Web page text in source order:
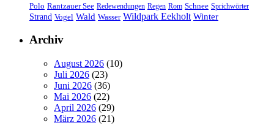
Polo Rantzauer See Redewendungen Regen Rom Schnee Sprichwörter
Strand Vogel Wald Wasser Wildpark Eekholt Winter
Archiv
August 2026 (10)
Juli 2026 (23)
Juni 2026 (36)
Mai 2026 (22)
April 2026 (29)
März 2026 (21)